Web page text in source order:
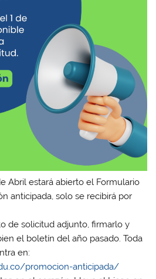
Abril estará abierto el Formulario
anticipada, solo se recibirá por
de solicitud adjunto, firmarlo y
el boletín del año pasado. Toda
en:
promocion-anticipada/